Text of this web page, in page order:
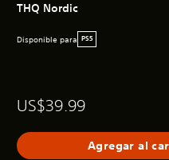
THQ Nordic
Disponible para PS5
US$39.99
Agregar al